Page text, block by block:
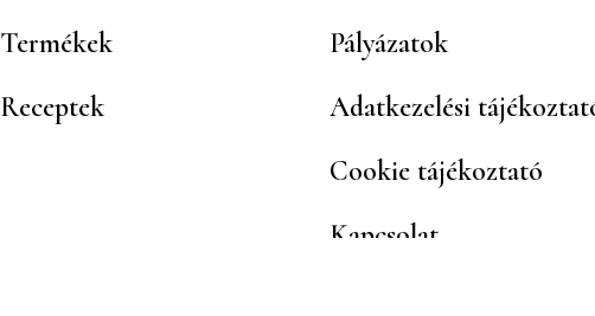
Termékek
Receptek
Pályázatok
Adatkezelési
Cookie tájékoztató
Kapcsolat